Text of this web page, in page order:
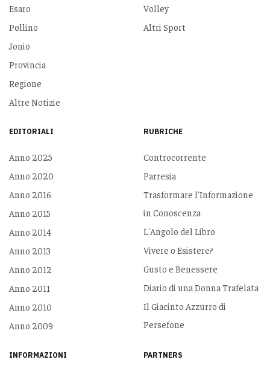
Esaro
Pollino
Jonio
Provincia
Regione
Altre Notizie
Volley
Altri Sport
EDITORIALI
Anno 2025
Anno 2020
Anno 2016
Anno 2015
Anno 2014
Anno 2013
Anno 2012
Anno 2011
Anno 2010
Anno 2009
RUBRICHE
Controcorrente
Parresia
Trasformare l'Informazione
in Conoscenza
L'Angolo del Libro
Vivere o Esistere?
Gusto e Benessere
Diario di una Donna Trafelata
Il Giacinto Azzurro di
Persefone
INFORMAZIONI PARTNERS